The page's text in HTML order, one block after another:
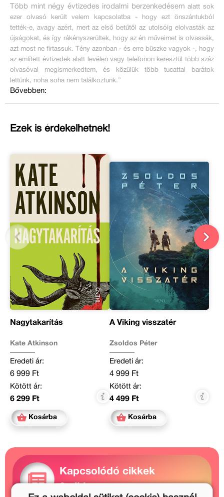
Több mint négy évtizedes irodalmi berzenkedésemalatt sok
ezer olvasó került velem kapcsolatba - hogy ezt önszántukból
tették-e, avagy azért, mert az első betűtől az utolsóig elolvasták az
újságokat, és így rákényszerültek, hogy az én műveimet is olvassák,
azt most ne firtassuk. Tény azonban - és erre büszke vagyok -, hogy
az említett évtizedek alatt levélen vagy telefonon keresztül több száz
olvasóval megismerkedtem, és közülük több tucattal barátok
lettünk, noha soha nem találkoztunk.”
Bővebben:
Ezek is érdekelhetnek!
Nagytakarítás
Kate Atkinson
Eredeti ár:
6 999 Ft
Kötött ár:
6 299 Ft
Kosárba
A Viking visszatér
Zsoldos Péter
Eredeti ár:
4 999 Ft
Kötött ár:
4 499 Ft
Kosárba
Kapcsolódó cikkek